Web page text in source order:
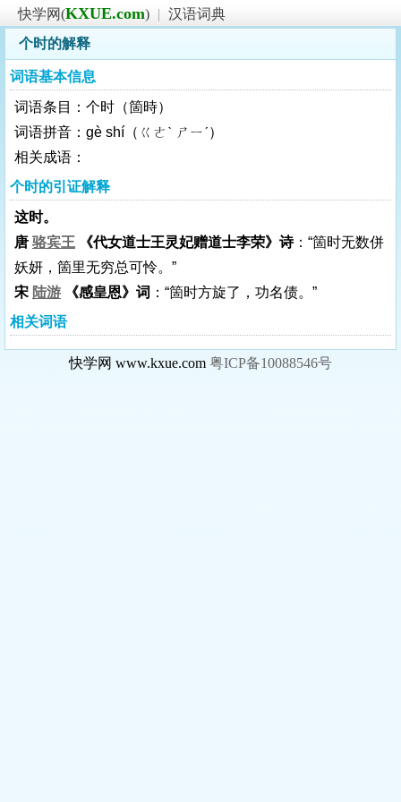
快学网(KXUE.com) | 汉语词典
个时的解释
词语基本信息
词语条目：个时（箇時）
词语拼音：gè shí（ㄍㄜˋ ㄕㄧˊ）
相关成语：
个时的引证解释
这时。
唐 骆宾王 《代女道士王灵妃赠道士李荣》诗：“箇时无数併
妖妍，箇里无穷总可怜。”
宋 陆游 《感皇恩》词 ：“箇时方旋了，功名债。”
相关词语
快学网 www.kxue.com 粤ICP备10088546号